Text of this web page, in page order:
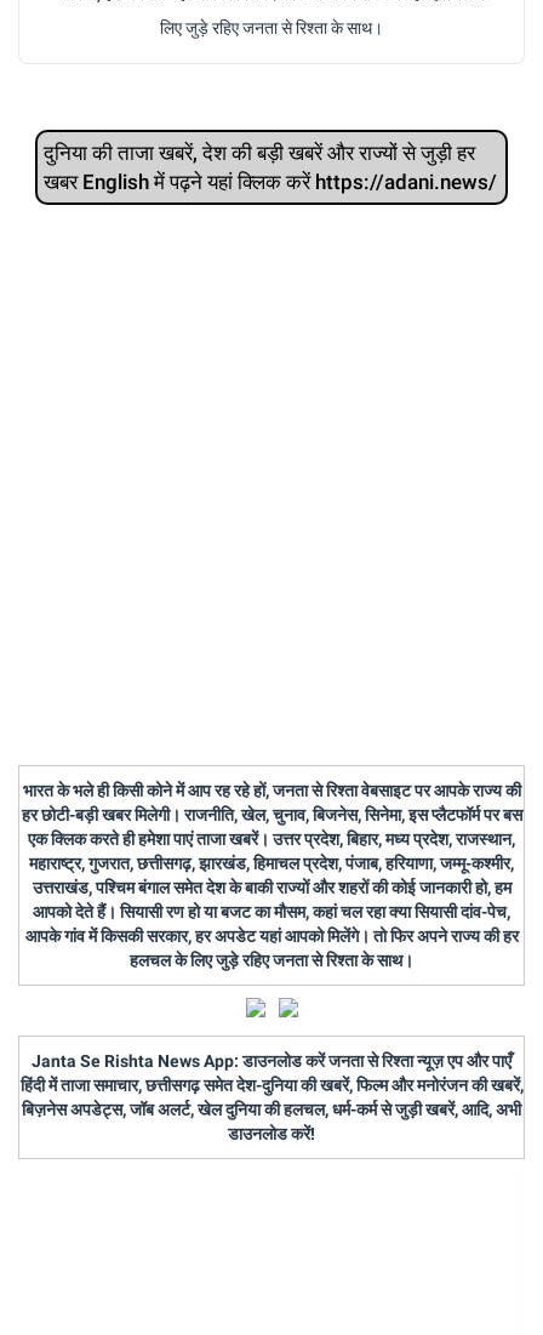
लिए जुड़े रहिए जनता से रिश्ता के साथ।
दुनिया की ताजा खबरें, देश की बड़ी खबरें और राज्‍यों से जुड़ी हर
खबर English में पढ़ने यहां क्लिक करें https://adani.news/
भारत के भले ही किसी कोने में आप रह रहे हों, जनता से रिश्ता वेबसाइट पर आपके राज्य की
हर छोटी-बड़ी खबर मिलेगी। राजनीति, खेल, चुनाव, बिजनेस, सिनेमा, इस प्लैटफॉर्म पर बस
एक क्लिक करते ही हमेशा पाएं ताजा खबरें। उत्तर प्रदेश, बिहार, मध्य प्रदेश, राजस्थान,
महाराष्ट्र, गुजरात, छत्तीसगढ़, झारखंड, हिमाचल प्रदेश, पंजाब, हरियाणा, जम्मू-कश्मीर,
उत्तराखंड, पश्चिम बंगाल समेत देश के बाकी राज्यों और शहरों की कोई जानकारी हो, हम
आपको देते हैं। सियासी रण हो या बजट का मौसम, कहां चल रहा क्या सियासी दांव-पेच,
आपके गांव में किसकी सरकार, हर अपडेट यहां आपको मिलेंगे। तो फिर अपने राज्य की हर
हलचल के लिए जुड़े रहिए जनता से रिश्ता के साथ।
Janta Se Rishta News App: डाउनलोड करें जनता से रिश्ता न्यूज़ एप और पाएँ
हिंदी में ताजा समाचार, छत्तीसगढ़ समेत देश-दुनिया की खबरें, फिल्म और मनोरंजन की खबरें,
बिज़नेस अपडेट्स, जॉब अलर्ट, खेल दुनिया की हलचल, धर्म-कर्म से जुड़ी खबरें, आदि, अभी
डाउनलोड करें!